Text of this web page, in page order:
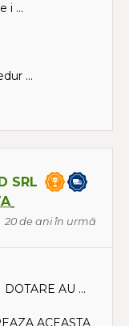
i ...
...
SRL
20 de ani în urmă
AU ...
ACEASTA